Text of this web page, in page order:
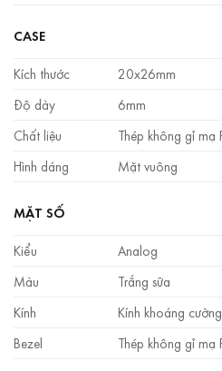
CASE
Kích thước
20x26mm
Độ dày
6mm
Chất liệu
Thép không gỉ mạ
Hình dáng
Mặt vuông
MẶT SỐ
Kiểu
Analog
Màu
Trắng sữa
Kính
Kính khoáng
Bezel
Thép không gỉ mạ